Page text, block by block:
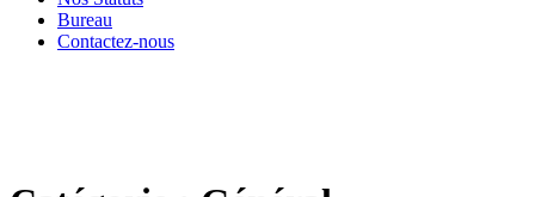
Bureau
Contactez-nous